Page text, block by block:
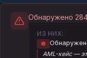
Обнаружено
ИЗ НИХ:
🚫
AML-кейс —